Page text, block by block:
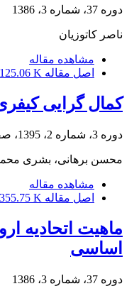
دوره 37، شماره 3، 1386
ناصر کاتوزیان
مشاهده مقاله
اصل مقاله 125.06 K
کمال گرایی
دوره 3، شماره 2، 1395، صفحه
محسن برهانی، بشری
مشاهده مقاله
اصل مقاله 355.75 K
ماهیت اتحادیه
اساسی
دوره 37، شماره 3، 1386